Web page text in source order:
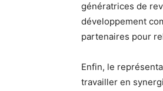
génératrices de
développement
partenaires pour
Enfin, le
travailler en